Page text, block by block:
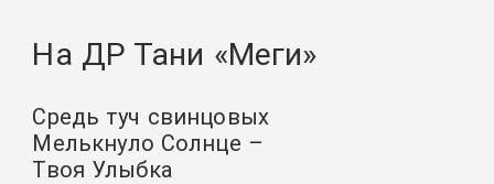
На ДР Тани «Меги»
Средь туч свинцовых
Мелькнуло Солнце –
Твоя Улыбка